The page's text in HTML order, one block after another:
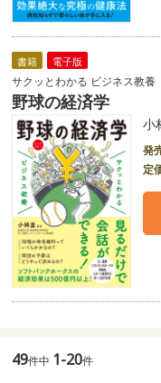
書籍 電子版
サクッとわかる ビジネス教養
野球の経済学
小
発
定
49件中 1-20件